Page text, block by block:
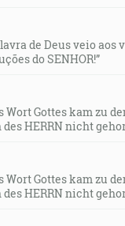
de Deus veio
do SENHOR!”
Wort Gottes kam zu
HERRN nicht
Wort Gottes kam zu
HERRN nicht